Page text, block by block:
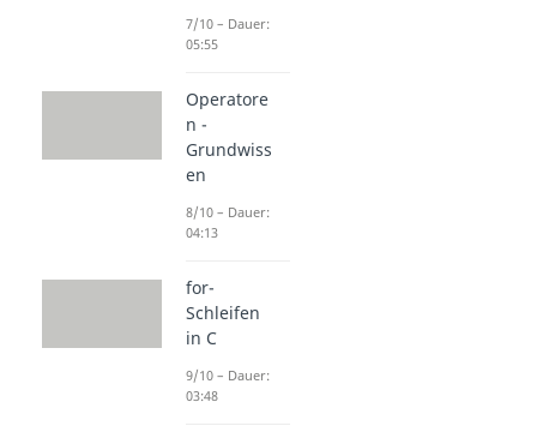
7/10 – Dauer:
05:55
Operatore
n -
Grundwiss
en
8/10 – Dauer:
04:13
for-
Schleifen
in C
9/10 – Dauer:
03:48